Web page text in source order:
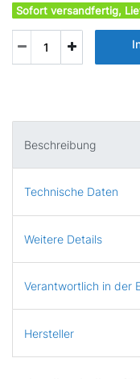
Sofort versandfertig,
Beschreibung
Technische Daten
Weitere Details
Verantwortlich in der
Hersteller